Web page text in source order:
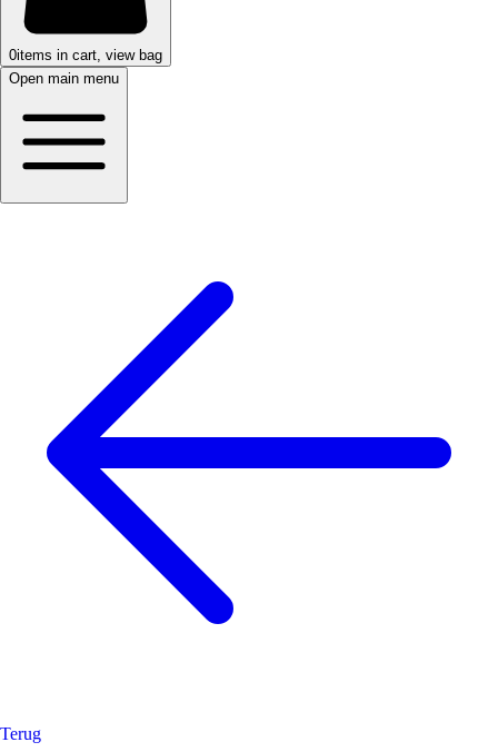
0items in cart, view bag
Open main menu
Terug